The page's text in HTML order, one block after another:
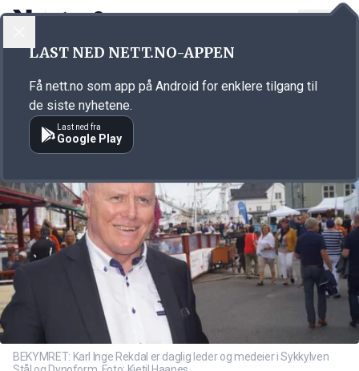
Annonsørinnhold
BEKYMRET: Karl Inge Rekdal er daglig leder og medeier i Sykkylven
LAST NED NETT.NO-APPEN
Få nett.no som app på Android for enklere tilgang til
de siste nyhetene.
Last ned fra
Google Play